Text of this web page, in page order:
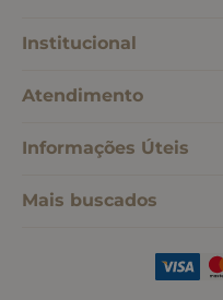
Institucional
Atendimento
Informações Úteis
Mais buscados